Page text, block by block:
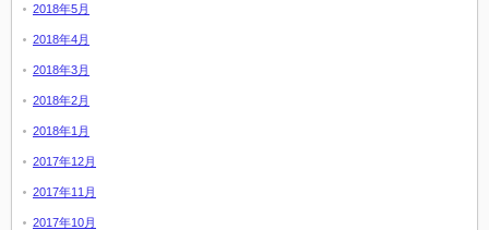
2018年5月
2018年4月
2018年3月
2018年2月
2018年1月
2017年12月
2017年11月
2017年10月